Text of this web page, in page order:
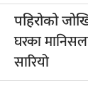
पहिरोको
घरका
सारियो